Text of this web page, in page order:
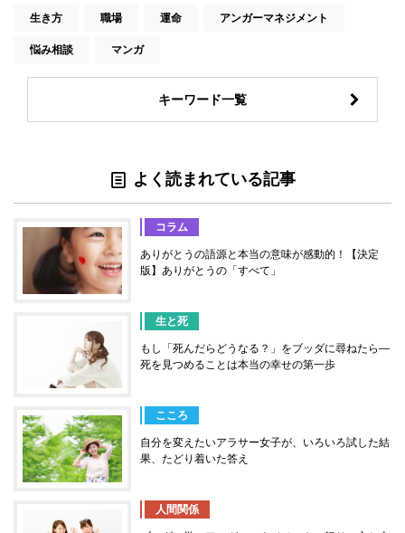
生き方 職場 運命 アンガーマネジメント
悩み相談 マンガ
キーワード一覧
よく読まれている記事
コラム
ありがとうの語源と本当の意味が感動的！【決定
版】ありがとうの「すべて」
生と死
もし「死んだらどうなる？」をブッダに尋ねたら―
死を見つめることは本当の幸せの第一歩
こころ
自分を変えたいアラサー女子が、いろいろ試した結
果、たどり着いた答え
人間関係